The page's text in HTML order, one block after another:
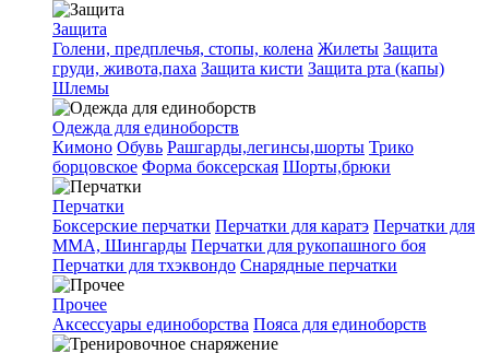
Защита
Голени, предплечья, стопы, колена Жилеты Защита
груди, живота,паха Защита кисти Защита рта (капы)
Шлемы
Одежда для единоборств
Кимоно Обувь Рашгарды,легинсы,шорты Трико
борцовское Форма боксерская Шорты,брюки
Перчатки
Боксерские перчатки Перчатки для каратэ Перчатки для
ММА, Шингарды Перчатки для рукопашного боя
Перчатки для тхэквондо Снарядные перчатки
Прочее
Аксессуары единоборства Пояса для единоборств